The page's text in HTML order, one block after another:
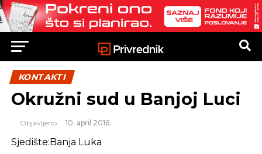
KONTAKTI
Okružni sud u Banjoj Luci
Objavljeno 10. april 2016.
Sjedište:Banja Luka